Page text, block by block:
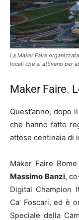
La Maker Faire
locali che si attivano per
Maker Faire.
Quest’anno, dopo
che hanno fatto
attese centinaia di
Maker Faire
Massimo Banzi,
Digital Champion
Ca’ Foscari, ed è
Speciale della